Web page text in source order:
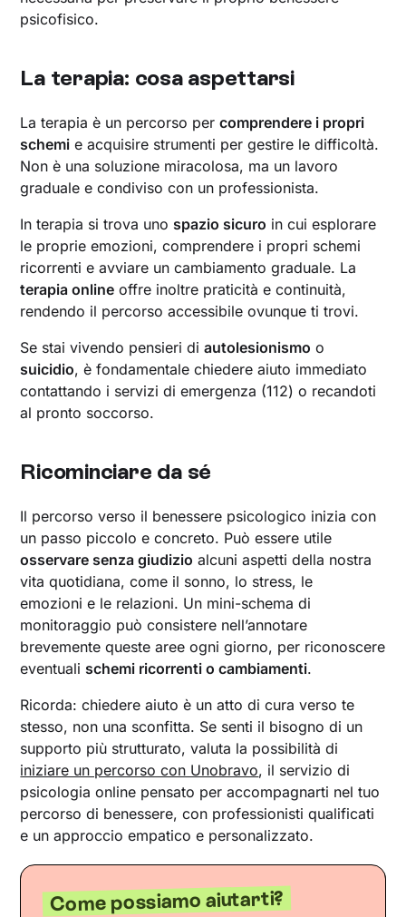
psicofisico.
La terapia: cosa aspettarsi
La terapia è un percorso percomprendere i propri
schemi e acquisire strumenti per gestire le difficoltà.
Non è una soluzione miracolosa, ma un lavoro
graduale e condiviso con un professionista.
In terapia si trova uno spazio sicuro in cui esplorare
le proprie emozioni, comprendere i propri schemi
ricorrenti e avviare un cambiamento graduale. La
terapia online offre inoltre praticità e continuità,
rendendo il percorso accessibile ovunque ti trovi.
Se stai vivendo pensieri diautolesionismo o
suicidio, è fondamentale chiedere aiuto immediato
contattando i servizi di emergenza (112) o recandoti
al pronto soccorso.
Ricominciare da sé
Il percorso verso il benessere psicologico inizia con
un passo piccolo e concreto. Può essere utile
osservare senza giudizio alcuni aspetti della nostra
vita quotidiana, come il sonno, lo stress, le
emozioni e le relazioni. Un mini-schema di
monitoraggio può consistere nell’annotare
brevemente queste aree ogni giorno, per riconoscere
eventuali schemi ricorrenti o cambiamenti.
Ricorda: chiedere aiuto è un atto di cura verso te
stesso, non una sconfitta. Se senti il bisogno di un
supporto più strutturato, valuta la possibilità di
iniziare un percorso con Unobravo, il servizio di
psicologia online pensato per accompagnarti nel tuo
percorso di benessere, con professionisti qualificati
e un approccio empatico e personalizzato.
Come possiamo aiutarti?